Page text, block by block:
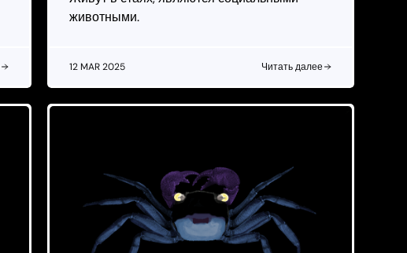
животными.
12 MAR 2025 Читать далее